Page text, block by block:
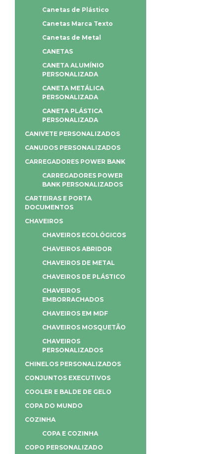
Canetas de Plástico
Canetas Marca Texto
Canetas de Metal
CANETAS
CANETA ALUMÍNIO
PERSONALIZADA
CANETA METÁLICA
PERSONALIZADA
CANETA PLÁSTICA
PERSONALIZADA
CANIVETE PERSONALIZADOS
CANUDOS PERSONALIZADOS
CARREGADORES POWER BANK
CARREGADORES POWER
BANK PERSONALIZADOS
CARTEIRAS E PORTA
DOCUMENTOS
CHAVEIROS
CHAVEIROS ECOLÓGICOS
CHAVEIROS ABRIDOR
CHAVEIROS DE METAL
CHAVEIROS DE PLÁSTICO
CHAVEIROS
EMBORRACHADOS
CHAVEIROS EM MDF
CHAVEIROS MOSQUETÃO
CHAVEIROS
PERSONALIZADOS
CHINELOS PERSONALIZADOS
CONJUNTOS EXECUTIVOS
COOLER E BALDE DE GELO
COPA DO MUNDO
COZINHA
COPA E COZINHA
COPO PERSONALIZADO